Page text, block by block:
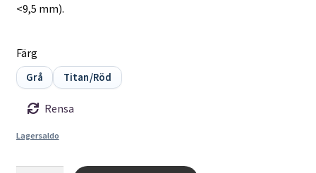
<9,5 mm).
Färg
Grå Titan/Röd
Rensa
Lagersaldo